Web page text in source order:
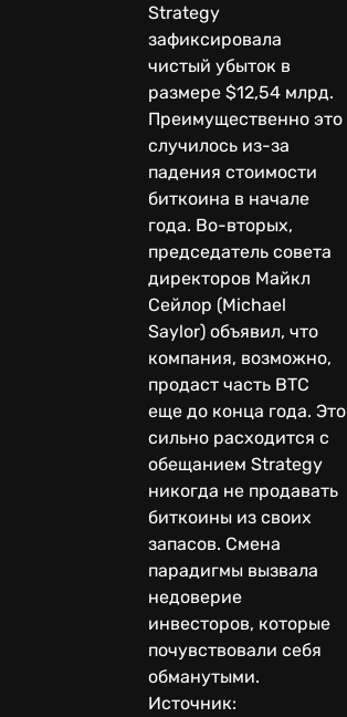
Strategy
зафиксировала
чистый убыток в
размере $12,54 млрд.
Преимущественно это
случилось из-за
падения стоимости
биткоина в начале
года. Во-вторых,
председатель совета
директоров Майкл
Сейлор (Michael
Saylor) объявил, что
компания, возможно,
продаст часть BTC
еще до конца года. Это
сильно расходится с
обещанием Strategy
никогда не продавать
биткоины из своих
запасов. Смена
парадигмы вызвала
недоверие
инвесторов, которые
почувствовали себя
обманутыми.
Источник: